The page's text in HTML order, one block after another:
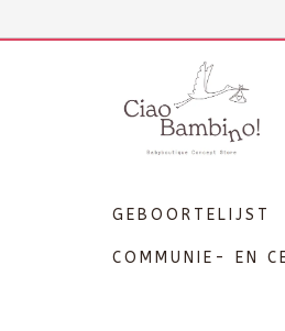
GEBOORTELIJST
COMMUNIE- EN